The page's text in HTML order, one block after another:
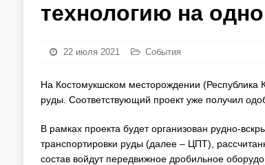
технологию на
22 июля 2021 События
На Костомукшском месторождении (Республика
руды. Соответствующий проект уже получил
В рамках проекта будет организован рудно-
транспортировки руды (далее – ЦПТ),
состав войдут передвижное дробильное